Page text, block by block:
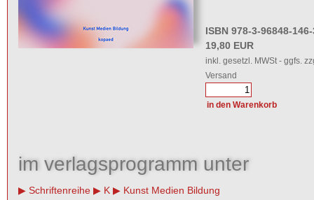
ISBN 978-3-96848-
19,80 EUR
inkl. gesetzl. MWSt - ggfs.
Versand
im verlagsprogramm unter
Schriftenreihe K Kunst Medien Bildung